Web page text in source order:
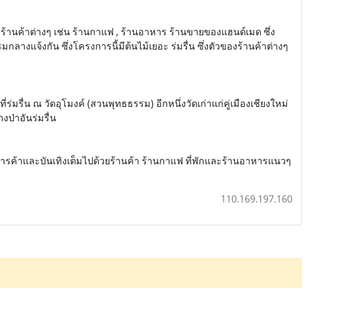
นค้าต่างๆ เช่น ร้านกาแฟ , ร้านอาหาร ร้านขายของแฮนด์เมด ซึ่ง
ลางแจ้งกัน ซึ่งโครงการนี้มีต้นไม้เยอะ ร่มรื่น ซึ่งตัวของร้านค้าต่างๆ
มรื่น ณ วัดอุโมงค์ (สวนพุทธธรรม) อีกหนึ่งวัดเก่าแก่คู่เมืองเชียงใหม่
งป่าอันร่มรื่น
ค้าและบันเทิงเต็มไปด้วยร้านค้า ร้านกาแฟ ที่พักและร้านอาหารแนวๆ
110.169.197.160